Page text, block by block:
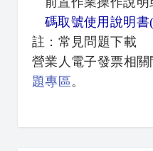
碼取號使用說明書
註：常見問題下載
營業人電子發票相
題專區。